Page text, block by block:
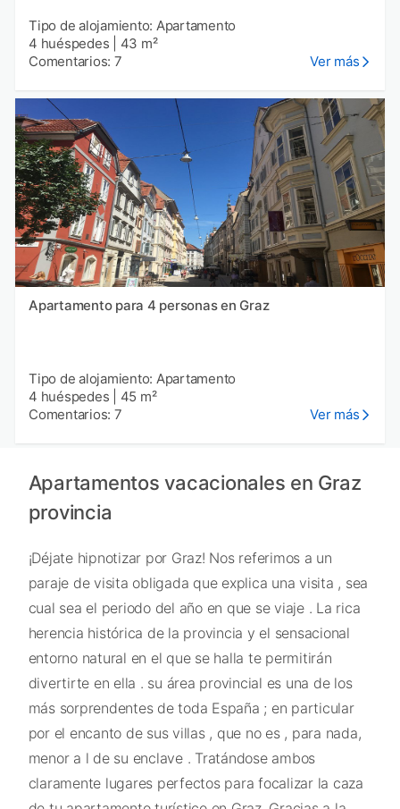
Tipo de alojamiento: Apartamento
4 huéspedes
43 m²
Comentarios: 7
Ver más
Apartamento para 4 personas en Graz
Tipo de alojamiento: Apartamento
4 huéspedes
45 m²
Comentarios: 7
Ver más
Apartamentos vacacionales en Graz
provincia
¡Déjate hipnotizar por Graz! Nos referimos a un
paraje de visita obligada que explica una visita , sea
cual sea el periodo del año en que se viaje . La rica
herencia histórica de la provincia y el sensacional
entorno natural en el que se halla te permitirán
divertirte en ella . su área provincial es una de los
más sorprendentes de toda España ; en particular
por el encanto de sus villas , que no es , para nada,
menor a l de su enclave . Tratándose ambos
claramente lugares perfectos para focalizar la caza